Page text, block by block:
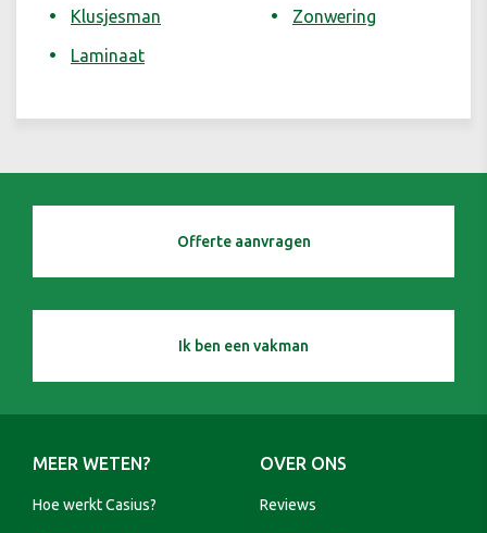
Klusjesman
Laminaat
Zonwering
Offerte aanvragen
Ik ben een vakman
MEER WETEN?
Hoe werkt Casius?
OVER ONS
Reviews